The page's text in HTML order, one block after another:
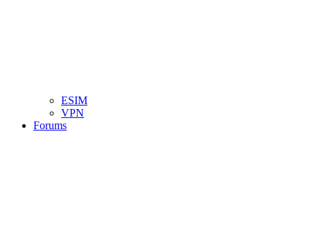
ESIM
VPN
Forums